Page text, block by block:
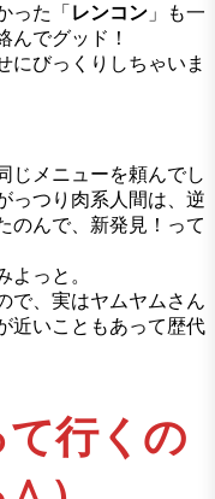
った「 レンコン 」も一
んでグッド！
にびっくりしちゃいま
じメニューを頼んでし
っつり肉系人間は、逆
のんで、新発見！って
よっと。
で、実はヤムヤムさん
近いこともあって歴代
行くの